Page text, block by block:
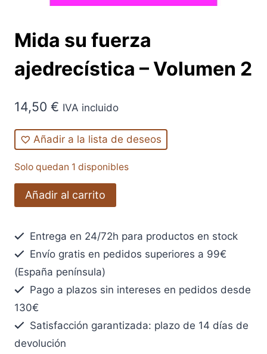
Mida su fuerza
ajedrecística – Volumen 2
14,50 € IVA incluido
Añadir a la lista de deseos
Solo quedan 1 disponibles
Mida
su
ajedrecística
-
Volumen
2
cantidad
Añadir al carrito
Entrega en 24/72h para productos en stock
Envío gratis en pedidos superiores a 99€
(España península)
Pago a plazos sin intereses en pedidos desde
130€
Satisfacción garantizada: plazo de 14 días de
devolución